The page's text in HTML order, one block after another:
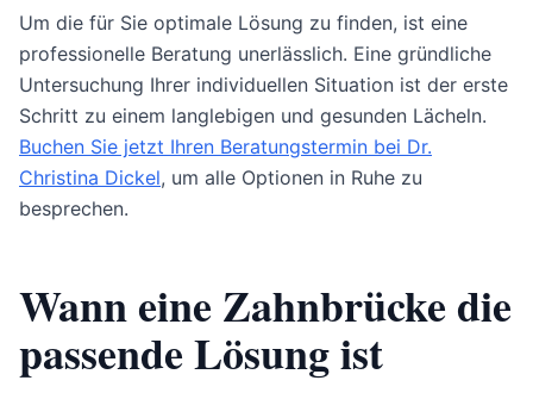
Um die für Sie optimale Lösung zu finden, ist eine
professionelle Beratung unerlässlich. Eine gründliche
Untersuchung Ihrer individuellen Situation ist der erste
Schritt zu einem langlebigen und gesunden Lächeln.
Buchen Sie jetzt Ihren Beratungstermin bei Dr.
Christina Dickel, um alle Optionen in Ruhe zu
besprechen.
Wann eine Zahnbrücke die
passende Lösung ist